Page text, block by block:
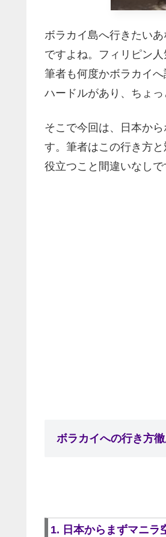
ボラカイ島へ行きたい
ですよね。フィリピン
筆者も何度かボラカイ
ハードルがあり、ちょっ
そこで今回は、日本か
す。筆者はこの行き方
役立つこと間違いなしで
ボラカイへの行き方
1. 日本からまずマニラ